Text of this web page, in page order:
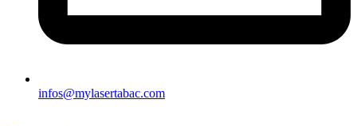
infos@mylasertabac.com